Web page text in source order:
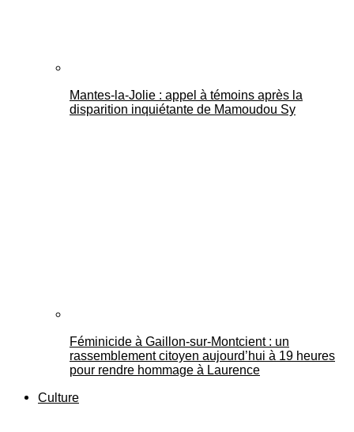
Mantes-la-Jolie : appel à témoins après la
disparition inquiétante de Mamoudou Sy
Féminicide à Gaillon‑sur‑Montcient : un
rassemblement citoyen aujourd’hui à 19 heures
pour rendre hommage à Laurence
Culture